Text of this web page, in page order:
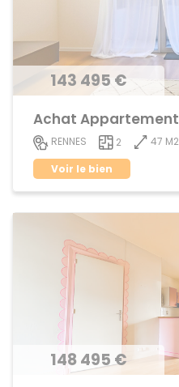
143 495 €
RENNES 2
47 M2
Voir le bien
148 495 €